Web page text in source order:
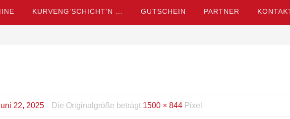
KURVENG’SCHICHT’N … GUTSCHEIN PARTNER
22, 2025 Die Originalgröße beträgt 1500 × 844 Pixel